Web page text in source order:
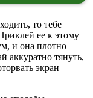
то тебе
ее к этому
и она плотно
аккуратно тянуть,
экран